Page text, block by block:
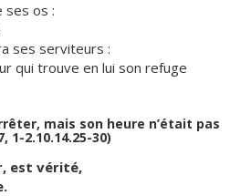
ses os :
ses serviteurs :
qui trouve en lui son refuge
mais son heure n’était pas
1-2.10.14.25-30)
est vérité,